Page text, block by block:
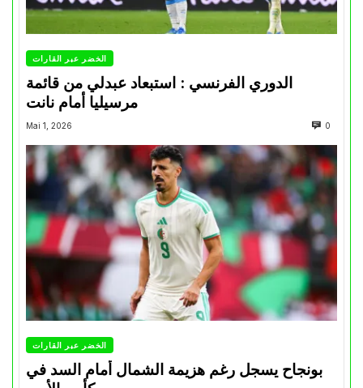
الخضر عبر القارات
الدوري الفرنسي : استبعاد عبدلي من قائمة
مرسيليا أمام نانت
Mai 1, 2026 0
الخضر عبر القارات
بونجاح يسجل رغم هزيمة الشمال أمام السد في